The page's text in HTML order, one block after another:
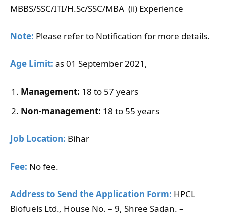
MBBS/SSC/ITI/H.Sc/SSC/MBA (ii) Experience
Note: Please refer to Notification for more details.
Age Limit: as 01 September 2021,
Management: 18 to 57 years
Non-management: 18 to 55 years
Job Location: Bihar
Fee: No fee.
Address to Send the Application Form: HPCL
Biofuels Ltd., House No. – 9, Shree Sadan. –